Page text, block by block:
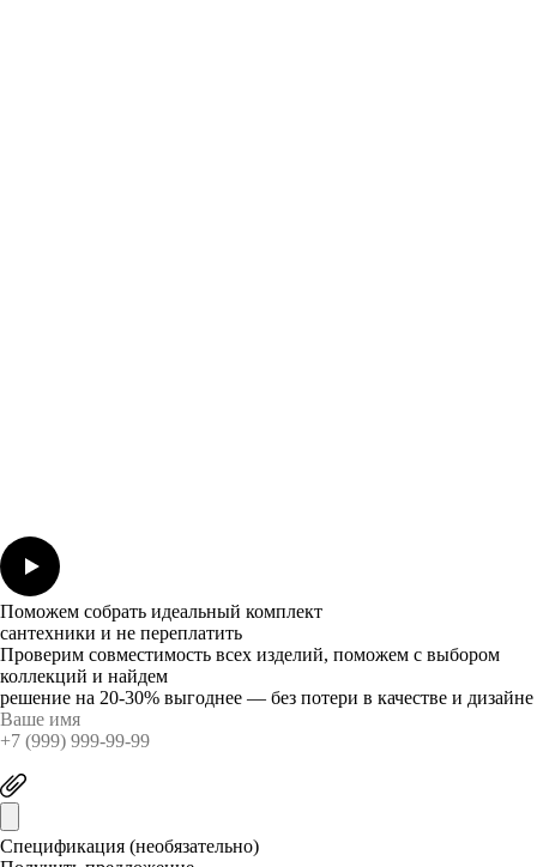
Поможем собрать идеальный комплект
сантехники и не переплатить
Проверим совместимость всех изделий, поможем с выбором
коллекций и найдем
решение на 20-30% выгоднее — без потери в качестве и дизайне
Спецификация (необязательно)